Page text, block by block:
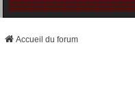
Accueil du forum